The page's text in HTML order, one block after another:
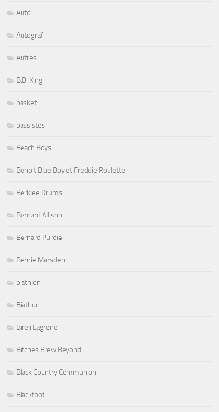
Auto
Autograf
Autres
B.B. King
basket
bassistes
Beach Boys
Benoit Blue Boy et Freddie Roulette
Berklee Drums
Bernard Allison
Bernard Purdie
Bernie Marsden
biathlon
Biathon
Bireli Lagrene
Bitches Brew Beyond
Black Country Communion
Blackfoot